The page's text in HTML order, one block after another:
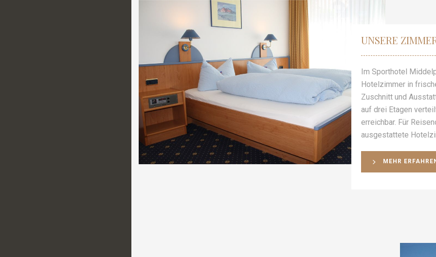
UNSERE
Im Sporthotel
Hotelzimmer in
Zuschnitt und
auf drei Etagen
erreichbar. Für
ausgestattete
MEHR